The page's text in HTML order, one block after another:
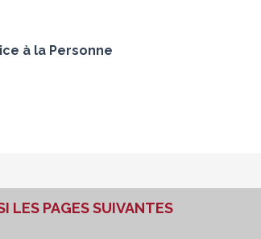
à la Personne
LES PAGES SUIVANTES